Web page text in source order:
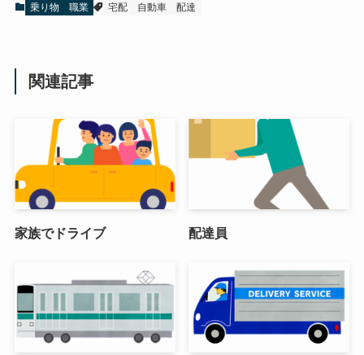
乗り物 職業 宅配 自動車 配達
関連記事
家族でドライブ 配達員